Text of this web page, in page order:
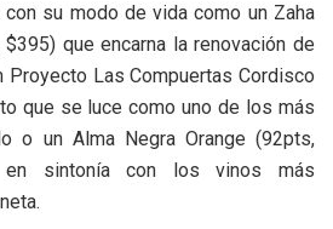
su modo de vida como un Zaha
que encarna la renovación de
Proyecto Las Compuertas Cordisco
que se luce como uno de los más
o un Alma Negra Orange (92pts,
en sintonía con los vinos más